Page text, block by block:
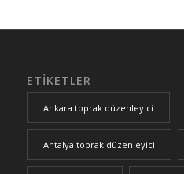
ETIKETLER
Ankara toprak düzenleyici
Antalya toprak düzenleyici